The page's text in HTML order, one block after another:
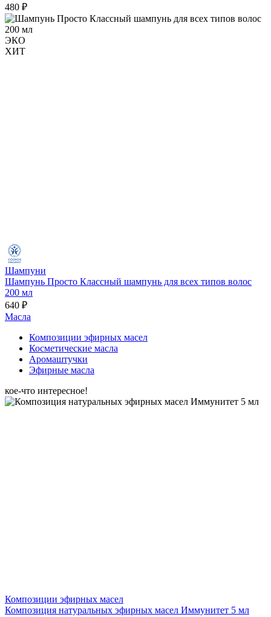
480 ₽
ЭКО
ХИТ
Шампуни
Шампунь Просто Классный шампунь для всех типов волос
200 мл
640 ₽
Масла
Композиции эфирных масел
Косметические масла
Аромаштучки
Эфирные масла
кое-что интересное!
Композиции эфирных масел
Композиция натуральных эфирных масел Иммунитет 5 мл